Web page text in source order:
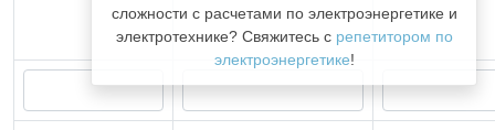
сложности с расчетами по электроэнергетике и
электротехнике? Свяжитесь с репетитором по
электроэнергетике!